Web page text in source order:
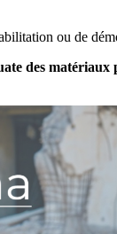
ou de
des matériaux